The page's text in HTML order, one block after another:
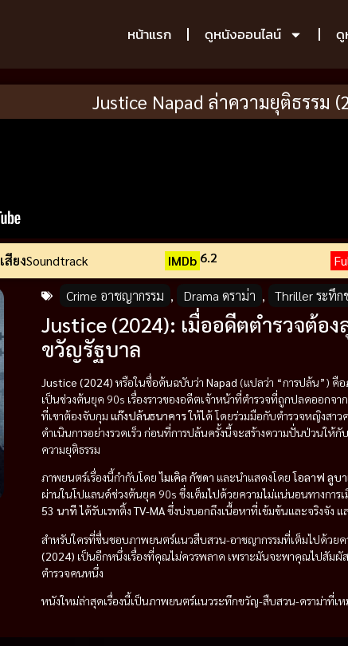
หน้าแรก ดูหนังออนไลน์ ดู
Justice Napad ล่าความยุติธรรม
เสียงSoundtrack IMDb 6.2
Crime อาชญากรรม , Drama ดราม่า , Thriller ระทึ
Justice (2024): เมื่ออดีตตำรวจต้
ขวัญรัฐบาล
Justice (2024) หรือในชื่อต้นฉบับว่า Napad (แปลว่า “การปล้น”) คื
เป็นช่วงต้นยุค 90s เรื่องราวของอดีตเจ้าหน้าที่ตำรวจที่ถูกปลดออกจา
ที่เขาต้องจับกุม แก๊งปล้นธนาคารให้ได้ โดยร่วมมือกับตำรวจหญิงสาว
ดำเนินการอย่างรวดเร็ว ก่อนที่การปล้นครั้งนี้จะสร้างความปั่นป่วนใ
ความยุติธรรม
ภาพยนตร์เรื่องนี้กำกับโดยไมเคิล กัซดา และนำแสดงโดยโอลาฟ ลูบา
ผ่านในโปแลนด์ช่วงต้นยุค 90s ซึ่งเต็มไปด้วยความไม่แน่นอนทางการ
53 นาทีได้รับเรทติ้งTV-MAซึ่งบ่งบอกถึงเนื้อหาที่เข้มข้นและจริงจัง แ
สำหรับใครที่ชื่นชอบภาพยนตร์แนวสืบสวน-อาชญากรรมที่เต็มไปด้วย
(2024) เป็นอีกหนึ่งเรื่องที่คุณไม่ควรพลาด เพราะมันจะพาคุณไปสัม
ตำรวจคนหนึ่ง
หนังใหม่ล่าสุดเรื่องนี้เป็นภาพยนตร์แนวระทึกขวัญ-สืบสวน-ดราม่าที่